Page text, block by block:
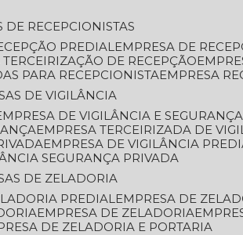
DE RECEPCIONISTAS
PREDIAL
EMPRESA DE
TERCEIRIZAÇÃO DE RECEPÇÃO
PARA RECEPCIONISTA
EMPRESA
DE VIGILÂNCIA
EMPRESA DE VIGILÂNCIA E SEGURANÇA
EMPRESA TERCEIRIZADA DE
EMPRESA DE VIGILÂNCIA
SEGURANÇA PRIVADA
DE ZELADORIA
PREDIAL
EMPRESA DE
EMPRESA DE ZELADORIA
DE ZELADORIA E PORTARIA